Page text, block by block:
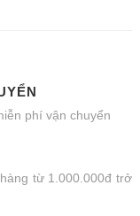
phí vận chuyển
từ 1.000.000đ trở